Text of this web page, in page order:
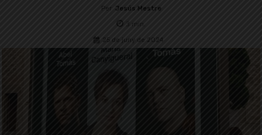
Per Jesús Mestre
3 min.
25 de juny de 2024